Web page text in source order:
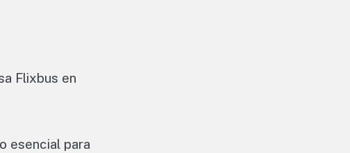
Flixbus en
esencial para